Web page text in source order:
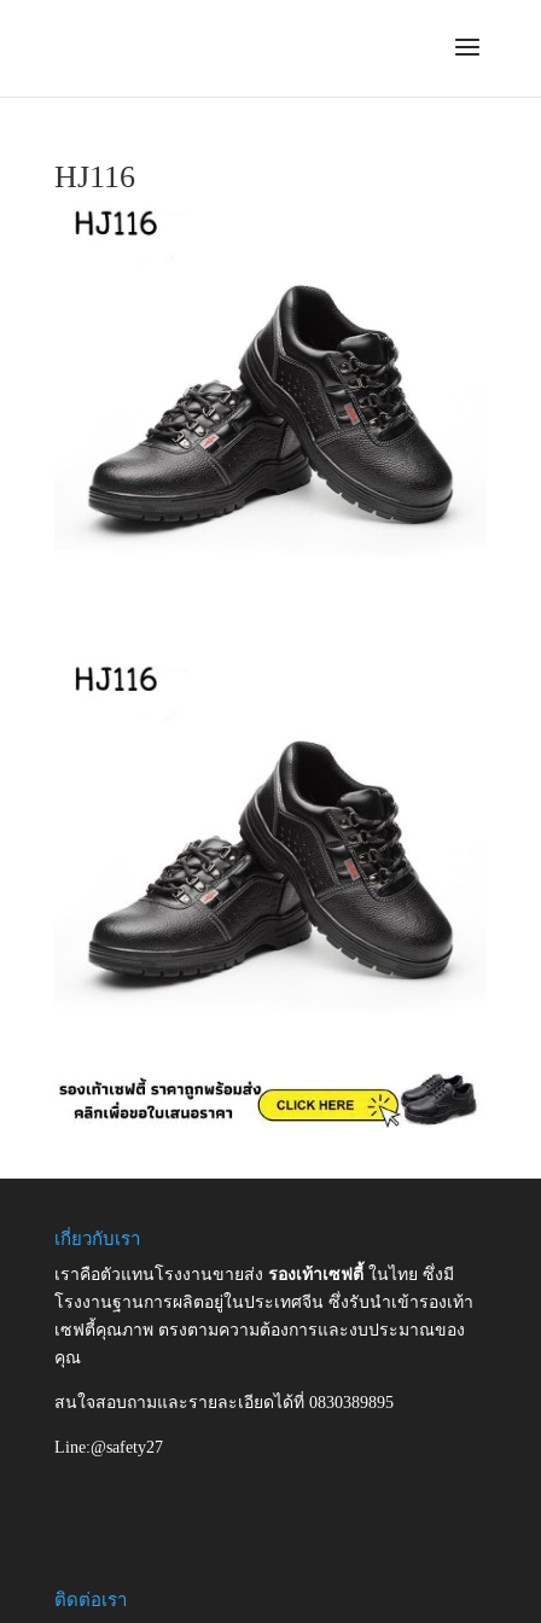
HJ116
เกี่ยวกับเรา
เราคือตัวแทนโรงงานขายส่ง รองเท้าเซฟตี้ ในไทย ซึ่งมี
โรงงานฐานการผลิตอยู่ในประเทศจีน ซึ่งรับนำเข้ารองเท้า
เซฟตี้คุณภาพ ตรงตามความต้องการและงบประมาณของ
คุณ
สนใจสอบถามและรายละเอียดได้ที่ 0830389895
Line:@safety27
ติดต่อเรา